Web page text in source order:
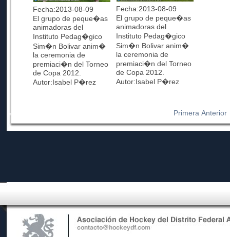
Fecha:2013-08-09
El grupo de peque�as
animadoras del
Instituto Pedag�gico
Sim�n Bolivar anim�
la ceremonia de
premiaci�n del Torneo
de Copa 2012.
Autor:Isabel P�rez
Fecha:2013-08-09
El grupo de peque�as
animadoras del
Instituto Pedag�gico
Sim�n Bolivar anim�
la ceremonia de
premiaci�n del Torneo
de Copa 2012.
Autor:Isabel P�rez
Primera Anterior